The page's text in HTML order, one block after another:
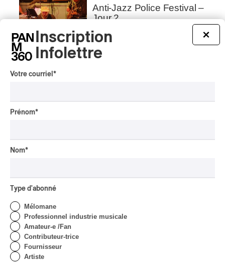
Anti-Jazz Police Festival –
Jour 2
Par Frédéric Cardin
INTERVIEW
EXPÉRIMENTAL
POP/ROCK2023
FME 2023 | Tess Parks
×
Inscription
Infolettre
Votre courriel *
Prénom*
Nom*
Type d'abonné
Mélomane
Professionnel industrie musicale
Amateur-e /Fan
Contributeur-trice
Fournisseur
Artiste